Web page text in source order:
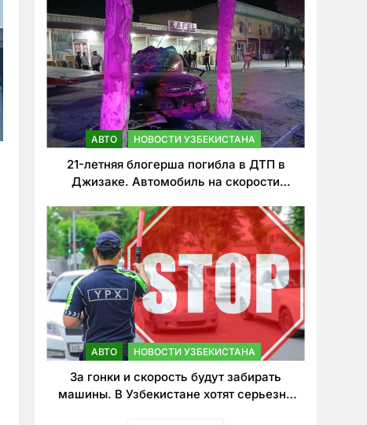
нарушителей ПДД
АВТО НОВОСТИ УЗБЕКИСТАНА
21-летняя блогерша погибла в ДТП в
Джизаке. Автомобиль на скорости
АВТО НОВОСТИ УЗБЕКИСТАНА
За гонки и скорость будут забирать
машины. В Узбекистане хотят серьезно